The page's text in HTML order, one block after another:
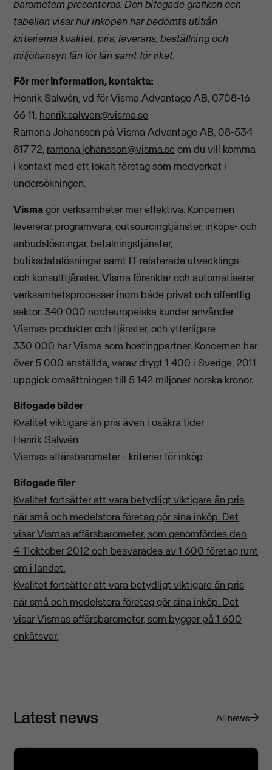
barometern presenteras. Den bifogade grafiken och
tabellen visar hur inköpen har bedömts utifrån
kriterierna kvalitet, pris, leverans, beställning och
miljöhänsyn län för län samt för riket.
För mer information, kontakta:
Henrik Salwén, vd för Visma Advantage AB, 0708-16
66 11, henrik.salwen@visma.se
Ramona Johansson på Visma Advantage AB, 08-534
817 72, ramona.johansson@visma.seom du vill komma
i kontakt med ett lokalt företag som medverkat i
undersökningen.
Vismagör verksamheter mer effektiva. Koncernen
levererar programvara, outsourcingtjänster, inköps- och
anbudslösningar, betalningstjänster,
butiksdatalösningar samt IT-relaterade utvecklings-
och konsulttjänster. Visma förenklar och automatiserar
verksamhetsprocesser inom både privat och offentlig
sektor. 340 000 nordeuropeiska kunder använder
Vismas produkter och tjänster, och ytterligare
330 000 har Visma som hostingpartner. Koncernen har
över 5 000 anställda, varav drygt 1 400 i Sverige. 2011
uppgick omsättningen till 5 142 miljoner norska kronor.
Bifogade bilder
Kvalitet viktigare än pris även i osäkra tider
Henrik Salwén
Vismas affärsbarometer - kriterier för inköp
Bifogade filer
Kvalitet fortsätter att vara betydligt viktigare än pris
när små och medelstora företag gör sina inköp. Det
visar Vismas affärsbarometer, som genomfördes den
4-11oktober 2012 och besvarades av 1 600 företag runt
om i landet.
Kvalitet fortsätter att vara betydligt viktigare än pris
när små och medelstora företag gör sina inköp. Det
visar Vismas affärsbarometer, som bygger på 1 600
enkätsvar.
Latest news All news